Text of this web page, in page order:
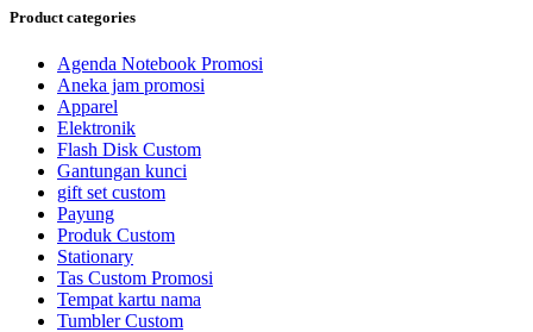
Product categories
Agenda Notebook Promosi
Aneka jam promosi
Apparel
Elektronik
Flash Disk Custom
Gantungan kunci
gift set custom
Payung
Produk Custom
Stationary
Tas Custom Promosi
Tempat kartu nama
Tumbler Custom